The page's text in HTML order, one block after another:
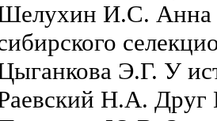
И.С. Анна
Э.Г. У
Н.А.